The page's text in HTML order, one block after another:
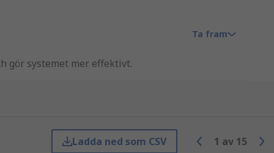
gör systemet mer effektivt.
genererar mer reaktiv effekt.
effektiviteten.
Vishay och Wurth Elektronik.
Ta fram
Ladda ned som CSV 1 av 15